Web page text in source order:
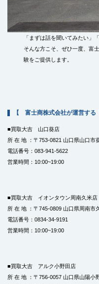
「まずは話を聞いてみたい」
そんな方こそ、ぜひ一度、富
験をご提供します。
【 富士商株式会社が運営する
■買取大吉 山口葵店
所 在 地 ：〒753-0821 山口県山口市
電話番号：083-941-5622
営業時間：10:00~19:00
■買取大吉 イオンタウン周南久米店
所 在 地 ：〒745-0809 山口県周南市
電話番号：0834-34-9191
営業時間：10:00~19:00
■買取大吉 アルク小野田店
所 在 地 ：〒756-0057 山口県山陽小